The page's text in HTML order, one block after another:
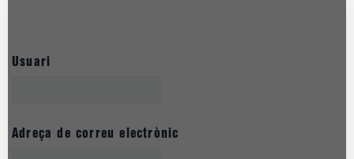
Usuari
Adreça de correu electrònic